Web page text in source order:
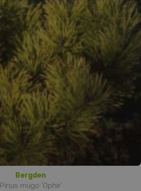
Bergden
Pinus mugo 'Ophir'